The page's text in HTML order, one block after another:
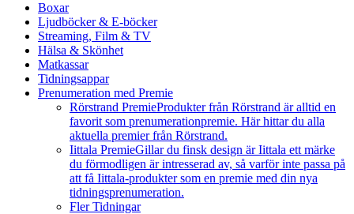
Boxar
Ljudböcker & E-böcker
Streaming, Film & TV
Hälsa & Skönhet
Matkassar
Tidningsappar
Prenumeration med Premie
Rörstrand PremieProdukter från Rörstrand är alltid en
favorit som prenumerationpremie. Här hittar du alla
aktuella premier från Rörstrand.
Iittala PremieGillar du finsk design är Iittala ett märke
du förmodligen är intresserad av, så varför inte passa på
att få Iittala-produkter som en premie med din nya
tidningsprenumeration.
Fler Tidningar